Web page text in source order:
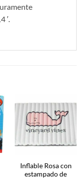
′.
Inflable Rosa con
estampado de